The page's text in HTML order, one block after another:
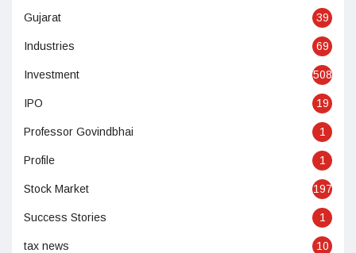
Gujarat 39
Industries 69
Investment 508
IPO 19
Professor Govindbhai 1
Profile 1
Stock Market 197
Success Stories 1
tax news 10